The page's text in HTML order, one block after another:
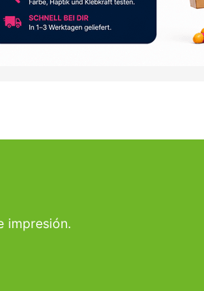
impresión.